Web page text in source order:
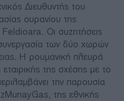
Διευθυντής του
ουρανίου της
Οι συζητήσεις
των δύο χωρών
Η ρουμανική πλευρά
της σχέσης με το
την παρουσία
της εθνικής